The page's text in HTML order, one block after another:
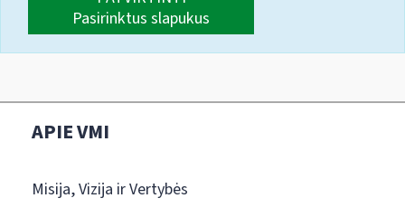
Pasirinktus slapukus
APIE VMI
Misija, Vizija ir Vertybės